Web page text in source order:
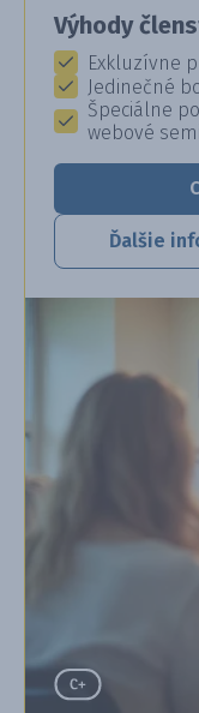
Výhody
Exkluzívne
Jedinečné
Špeciálne
webové
Ďalšie